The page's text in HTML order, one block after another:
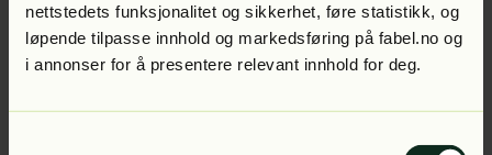
nettstedets funksjonalitet og sikkerhet, føre statistikk, og
løpende tilpasse innhold og markedsføring på fabel.no og
i annonser for å presentere relevant innhold for deg.